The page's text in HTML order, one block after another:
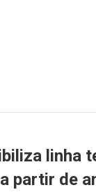
linha
partir de